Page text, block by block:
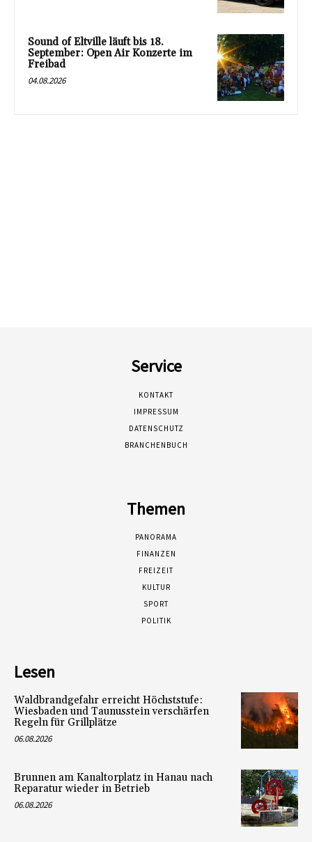
Sound of Eltville läuft bis 18.
September: Open Air Konzerte im
Freibad
04.08.2026
Service
KONTAKT
IMPRESSUM
DATENSCHUTZ
BRANCHENBUCH
Themen
PANORAMA
FINANZEN
FREIZEIT
KULTUR
SPORT
POLITIK
Lesen
Waldbrandgefahr erreicht Höchststufe:
Wiesbaden und Taunusstein verschärfen
Regeln für Grillplätze
06.08.2026
Brunnen am Kanaltorplatz in Hanau nach
Reparatur wieder in Betrieb
06.08.2026